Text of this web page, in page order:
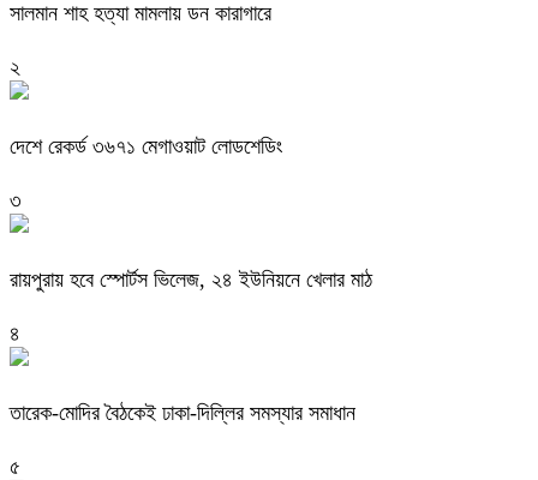
সালমান শাহ হত্যা মামলায় ডন কারাগারে
২
দেশে রেকর্ড ৩৬৭১ মেগাওয়াট লোডশেডিং
৩
রায়পুরায় হবে স্পোর্টস ভিলেজ, ২৪ ইউনিয়নে খেলার মাঠ
৪
তারেক-মোদির বৈঠকেই ঢাকা-দিল্লির সমস্যার সমাধান
৫